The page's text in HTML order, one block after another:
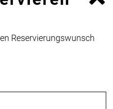
Reservierungswunsch